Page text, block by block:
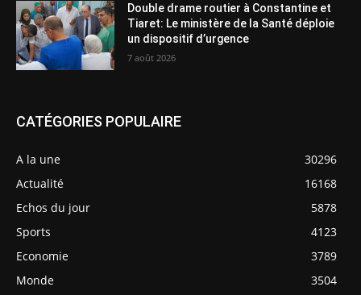
Double drame routier à Constantine et
Tiaret: Le ministère de la Santé déploie
un dispositif d’urgence
7 août 2026
CATÉGORIES POPULAIRE
A la une
30296
Actualité
16168
Echos du jour
5878
Sports
4123
Economie
3789
Monde
3504